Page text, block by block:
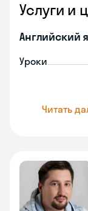
Услуги и
Английский
Уроки
Читать